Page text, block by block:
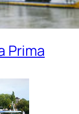
Prima